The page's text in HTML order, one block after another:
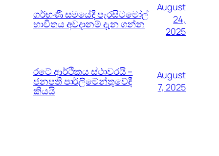
ගර්භණී සමයේදී පැරසිටමෝල්
භාවිතය අවදානම් දැන ගන්න
August
24,
2025
රටේ ආර්ථිකය ස්ථාවරයි –
ජනපති පාර්ලිමේන්තුවේදී
කියයි
August
7, 2025